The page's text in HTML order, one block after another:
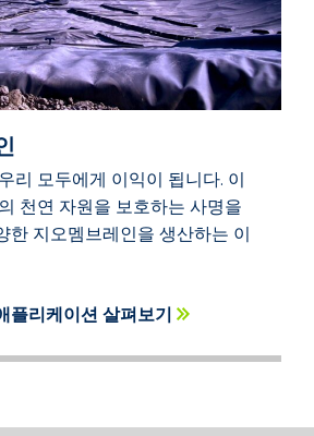
리 모두에게 이익이 됩니다. 이
천연 자원을 보호하는 사명을
한 지오멤브레인을 생산하는 이
플리케이션 살펴보기